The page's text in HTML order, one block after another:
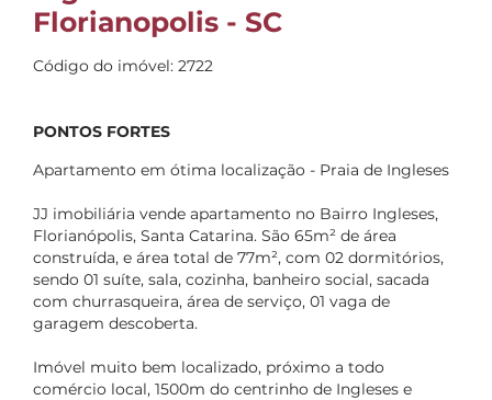
Florianopolis - SC
Código do imóvel: 2722
PONTOS FORTES
Apartamento em ótima localização - Praia de Ingleses
JJ imobiliária vende apartamento no Bairro Ingleses,
Florianópolis, Santa Catarina. São 65m² de área
construída, e área total de 77m², com 02 dormitórios,
sendo 01 suíte, sala, cozinha, banheiro social, sacada
com churrasqueira, área de serviço, 01 vaga de
garagem descoberta.
Imóvel muito bem localizado, próximo a todo
comércio local, 1500m do centrinho de Ingleses e